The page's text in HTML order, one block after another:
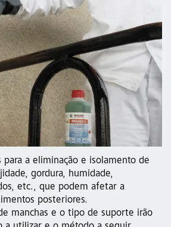
para a eliminação e isolamento de
gordura, humidade,
etc., que podem afetar a
posteriores.
manchas e o tipo de suporte irão